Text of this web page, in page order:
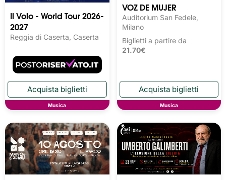
Il Volo - World Tour 2026-
2027
Reggia di Caserta, Caserta
Musica
VOZ DE MUJER
Auditorium San Fedele,
Milano
Biglietti a partire da
21.70€
Musica